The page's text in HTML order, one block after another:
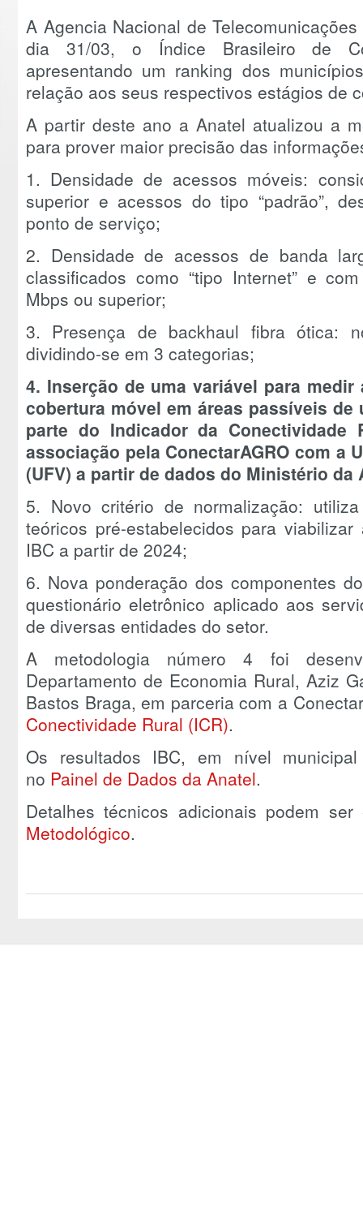
A Agencia Nacional de
dia 31/03, o Índice Brasileiro de
apresentando um ranking dos
relação aos seus respectivos estágios de
A partir deste ano a Anatel atualizou a
para prover maior precisão das
1. Densidade de acessos móveis:
superior e acessos do tipo “padrão”,
ponto de serviço;
2. Densidade de acessos de banda
classificados como “tipo Internet” e
Mbps ou superior;
3. Presença de backhaul fibra ótica:
dividindo-se em 3 categorias;
4. Inserção de uma variável para
cobertura móvel em áreas passíveis
parte do Indicador da Conectividade
associação pela ConectarAGRO com a
(UFV) a partir de dados do Ministério
5. Novo critério de normalização:
teóricos pré-estabelecidos para
IBC a partir de 2024;
6. Nova ponderação dos componentes
questionário eletrônico aplicado aos
de diversas entidades do setor.
A metodologia número 4 foi
Departamento de Economia Rural, Aziz
Bastos Braga, em parceria com a
Conectividade Rural (ICR).
Os resultados IBC, em nível
no Painel de Dados da Anatel.
Detalhes técnicos adicionais podem
Metodológico.